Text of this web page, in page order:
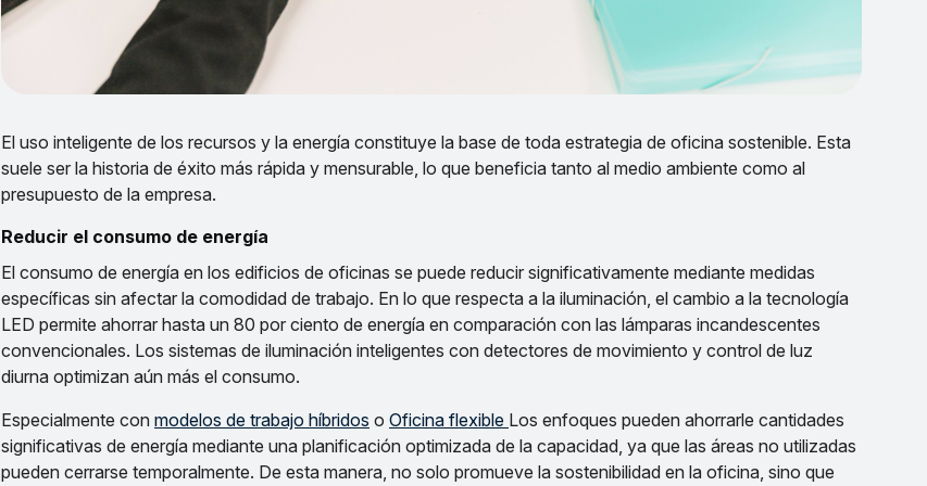
El uso inteligente de los recursos y la energía constituye la base de toda estrategia de oficina sostenible. Esta
suele ser la historia de éxito más rápida y mensurable, lo que beneficia tanto al medio ambiente como al
presupuesto de la empresa.
Reducir el consumo de energía
El consumo de energía en los edificios de oficinas se puede reducir significativamente mediante medidas
específicas sin afectar la comodidad de trabajo. En lo que respecta a la iluminación, el cambio a la tecnología
LED permite ahorrar hasta un 80 por ciento de energía en comparación con las lámparas incandescentes
convencionales. Los sistemas de iluminación inteligentes con detectores de movimiento y control de luz
diurna optimizan aún más el consumo.
Especialmente con modelos de trabajo híbridos o Oficina flexible Los enfoques pueden ahorrarle cantidades
significativas de energía mediante una planificación optimizada de la capacidad, ya que las áreas no utilizadas
pueden cerrarse temporalmente. De esta manera, no solo promueve la sostenibilidad en la oficina, sino que